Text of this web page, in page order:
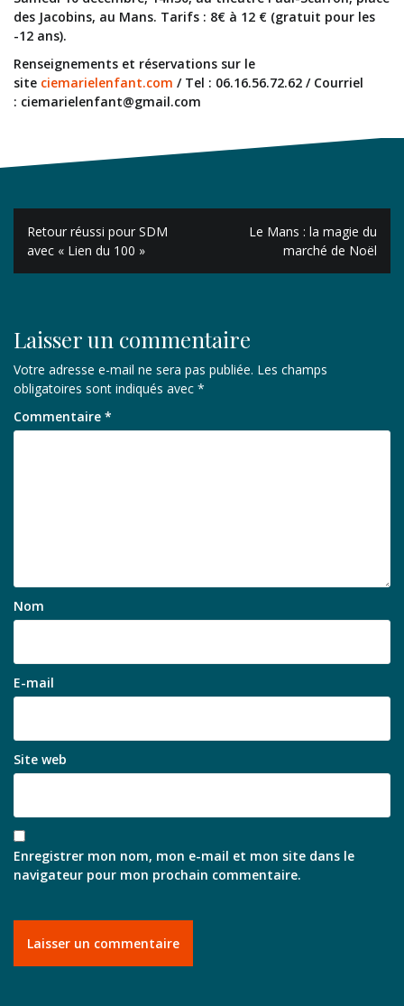
des Jacobins, au Mans. Tarifs : 8€ à 12 € (gratuit pour les
-12 ans).
Renseignements et réservations sur le
site ciemarielenfant.com / Tel : 06.16.56.72.62 / Courriel
: ciemarielenfant@gmail.com
Navigation
de
l’article
Retour réussi pour SDM
avec « Lien du 100 »
Le Mans : la magie du
marché de Noël
Laisser un commentaire
Votre adresse e-mail ne sera pas publiée. Les champs
obligatoires sont indiqués avec *
Commentaire *
Nom
E-mail
Site web
Enregistrer mon nom, mon e-mail et mon site dans le
navigateur pour mon prochain commentaire.